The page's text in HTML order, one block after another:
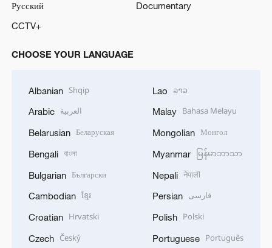
Русский
Documentary
CCTV+
CHOOSE YOUR LANGUAGE
Albanian Shqip
Arabic العربية
Belarusian Беларуская
Bengali বাংলা
Bulgarian Български
Cambodian ខ្មែរ
Croatian Hrvatski
Czech Český
Lao ລາວ
Malay Bahasa Melayu
Mongolian Монгол
Myanmar မြန်မာဘာသာ
Nepali नेपाली
Persian فارسی
Polish Polski
Portuguese Português